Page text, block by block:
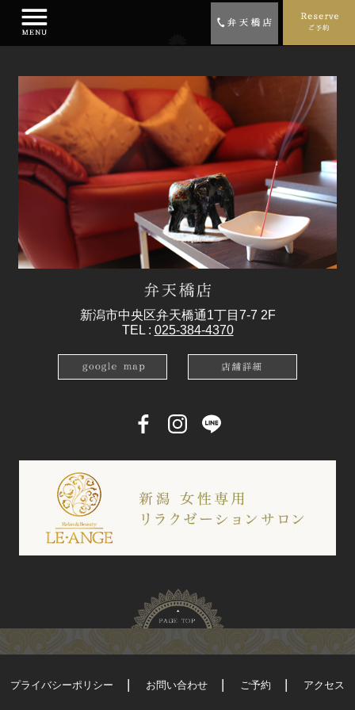
新潟市中央区弁天橋通1丁目7-7 2F
TEL : 025-384-4370
プライバシーポリシー お問い合わせ ご予約 アクセス